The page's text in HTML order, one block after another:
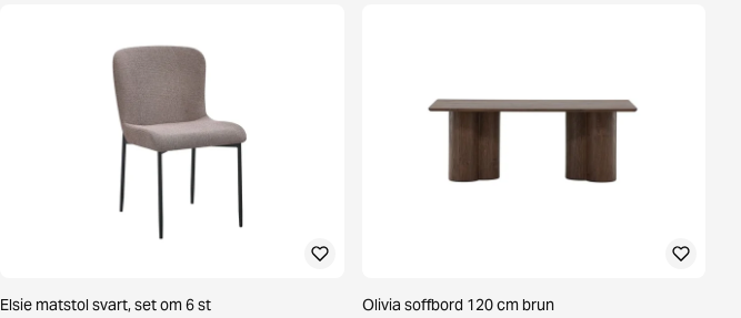
Elsie matstol svart, set om 6 st Olivia soffbord 120 cm brun